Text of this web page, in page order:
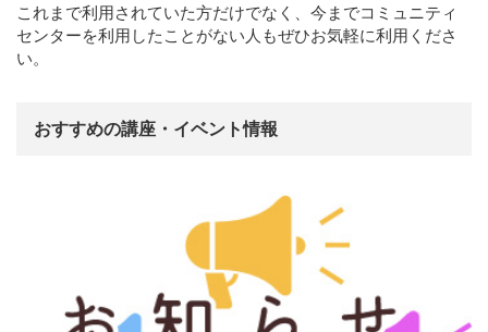
これまで利用されていた方だけでなく、今までコミュニティ
センターを利用したことがない人もぜひお気軽に利用くださ
い。
おすすめの講座・イベント情報